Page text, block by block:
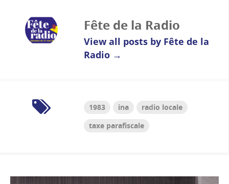
Fête de la Radio
View all posts by Fête de la
Radio →
1983 ina
radio locale
taxe parafiscale